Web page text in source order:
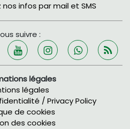
nos infos par mail et SMS
suivre :
légales
légales
/ Privacy Policy
de cookies
des cookies